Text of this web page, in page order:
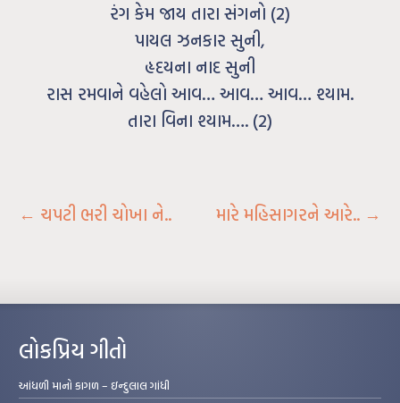
રંગ કેમ જાય તારા સંગનો (2)
પાયલ ઝનકાર સુની,
હૃદયના નાદ સુની
રાસ રમવાને વહેલો આવ… આવ… આવ… શ્યામ.
તારા વિના શ્યામ…. (2)
← ચપટી ભરી ચોખા ને.. મારે મહિસાગરને આરે.. →
લોકપ્રિય ગીતો
આંધળી માનો કાગળ – ઇન્દુલાલ ગાંધી